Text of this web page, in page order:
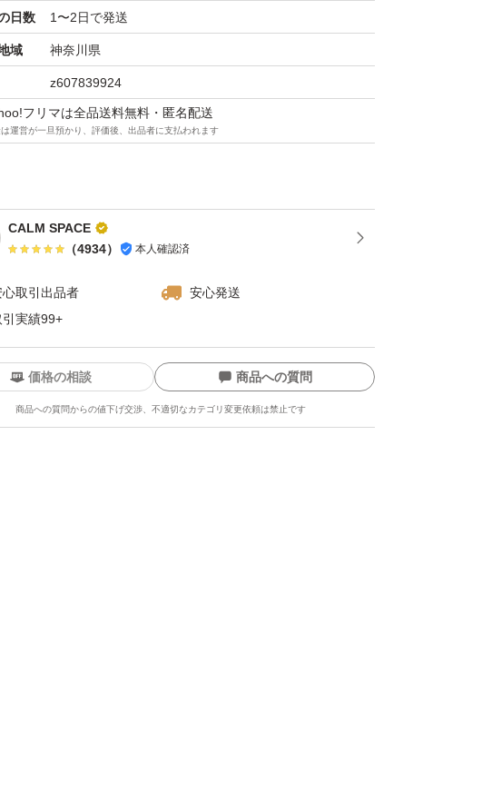
ゆがみをサポートし、髪内部をケア
い豊かな泡が髪をやさしく洗い上げ、素直でまとまる
げます。
り
リコン、サルフェート（硫酸系界面活性剤）フリー処方
系洗浄成分*2配合
ガニックヒマワリオイル、ヒマワリ種子エキス、ヒマワ
日数 1〜2日で発送
域 神奈川県
z607839924
フリマは全品送料無料・匿名配送
運営が一旦預かり、評価後、出品者に支払われます
CALM SPACE
（4934） 本人確認済
心取引出品者
安心発送
引実績99+
しています
ーザーです
価格の相談 商品への質問
商品への質問からの値下げ交渉、不適切なカテゴリ変更依頼は禁止です